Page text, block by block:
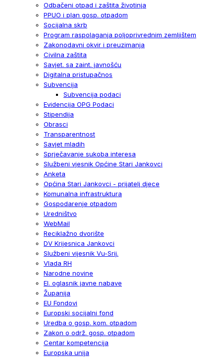
Odbačeni otpad i zaštita životinja
PPUO i plan gosp. otpadom
Socijalna skrb
Program raspolaganja poljoprivrednim zemljištem
Zakonodavni okvir i preuzimanja
Civilna zaštita
Savjet. sa zaint. javnošću
Digitalna pristupačnos
Subvencija
Subvencija podaci
Evidencija OPG Podaci
Stipendija
Obrasci
Transparentnost
Savjet mladih
Sprječavanje sukoba interesa
Službeni vjesnik Općine Stari Jankovci
Anketa
Općina Stari Jankovci - prijatelj djece
Komunalna infrastruktura
Gospodarenje otpadom
Uredništvo
WebMail
Reciklažno dvorište
DV Krijesnica Jankovci
Službeni vijesnik Vu-Srij.
Vlada RH
Narodne novine
El. oglasnik javne nabave
Županija
EU Fondovi
Europski socijalni fond
Uredba o gosp. kom. otpadom
Zakon o održ. gosp. otpadom
Centar kompetencija
Europska unija